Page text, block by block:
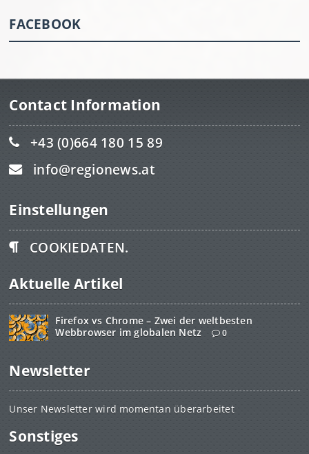
FACEBOOK
Contact Information
+43 (0)664 180 15 89
info@regionews.at
Einstellungen
COOKIEDATEN.
Aktuelle Artikel
Firefox vs Chrome – Zwei der weltbesten
Webbrowser im globalen Netz
0
Newsletter
Unser Newsletter wird momentan überarbeitet
Sonstiges